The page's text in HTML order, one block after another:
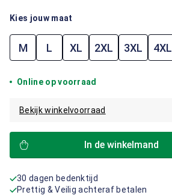
Kies jouw maat
M L XL 2XL 3XL 4XL
Online op voorraad
Bekijk winkelvoorraad
In de winkelmand
30 dagen bedenktijd
Prettig & Veilig achteraf betalen